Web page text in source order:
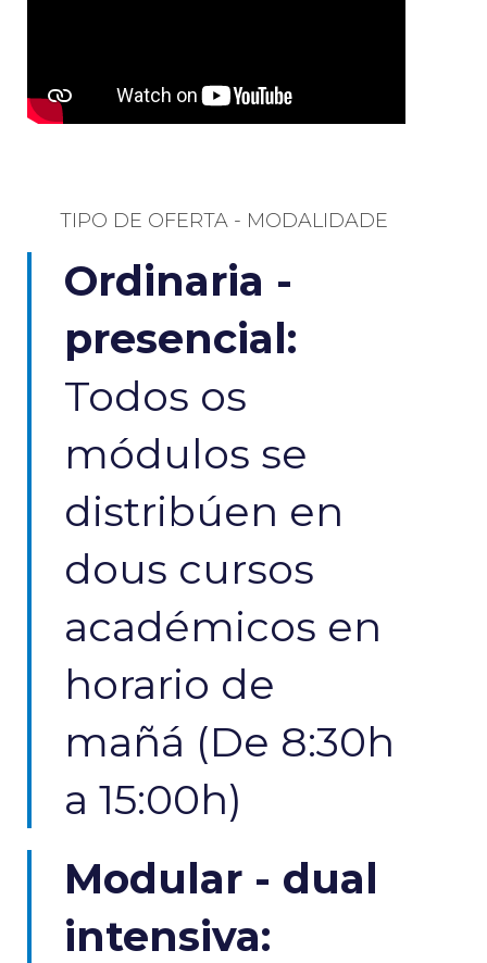
TIPO DE OFERTA - MODALIDADE​
Ordinaria -
presencial:
Todos os
módulos se
distribúen en
dous cursos
académicos en
horario de
mañá (De 8:30h
a 15:00h)
Modular - dual
intensiva​: